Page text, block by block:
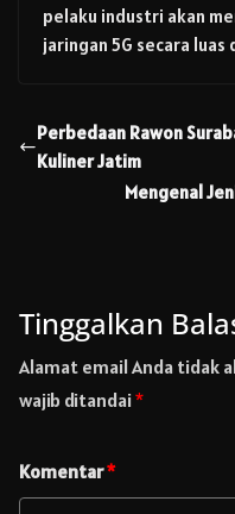
pelaku industri akan
jaringan 5G secara luas
Perbedaan Rawon
Kuliner Jatim
Mengenal
Tinggalkan
Alamat email Anda tidak
wajib ditandai*
Komentar*